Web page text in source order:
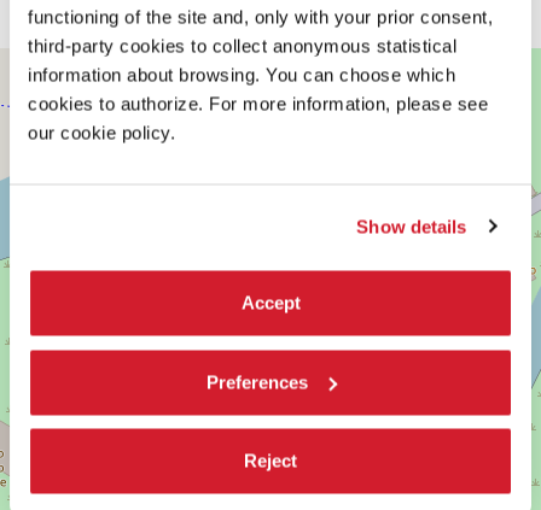
functioning of the site and, only with your prior consent,
third-party cookies to collect anonymous statistical
information about browsing. You can choose which
cookies to authorize. For more information, please see
our cookie policy.
Show details
Accept
Preferences
Reject
FORTE
MARGHERA